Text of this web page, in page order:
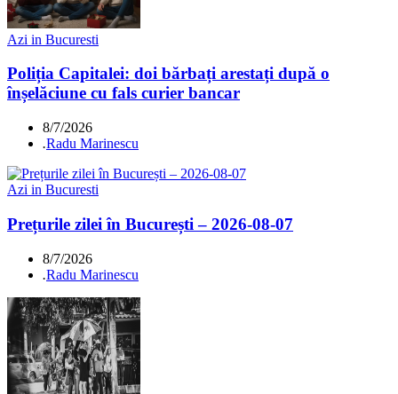
Azi in Bucuresti
Poliția Capitalei: doi bărbați arestați după o
înșelăciune cu fals curier bancar
8/7/2026
.Radu Marinescu
Azi in Bucuresti
Prețurile zilei în București – 2026-08-07
8/7/2026
.Radu Marinescu